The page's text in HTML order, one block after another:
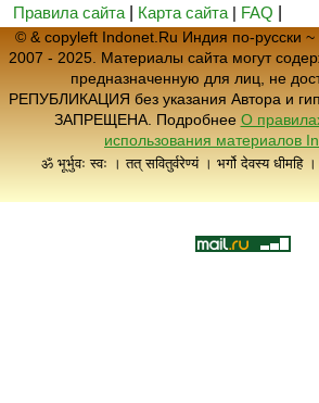
Правила сайта
Карта сайта | FAQ
© & copyleft Indonet.Ru Индия по-русски ~
2007 - 2025. Материалы сайта могут
предназначенную для лиц, не
РЕПУБЛИКАЦИЯ без указания Автора и
ЗАПРЕЩЕНА. Подробнее О
использования материалов
ॐ भूर्भुवः स्वः । तत् सवितुर्वरेण्यं । भर्गो देवस्य धीमहि ।